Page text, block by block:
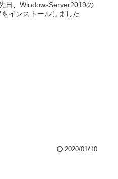
日、WindowsServer2019の
インストールしました
2020/01/10